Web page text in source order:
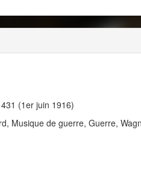
(1er juin 1916)
Musique de guerre, Guerre,